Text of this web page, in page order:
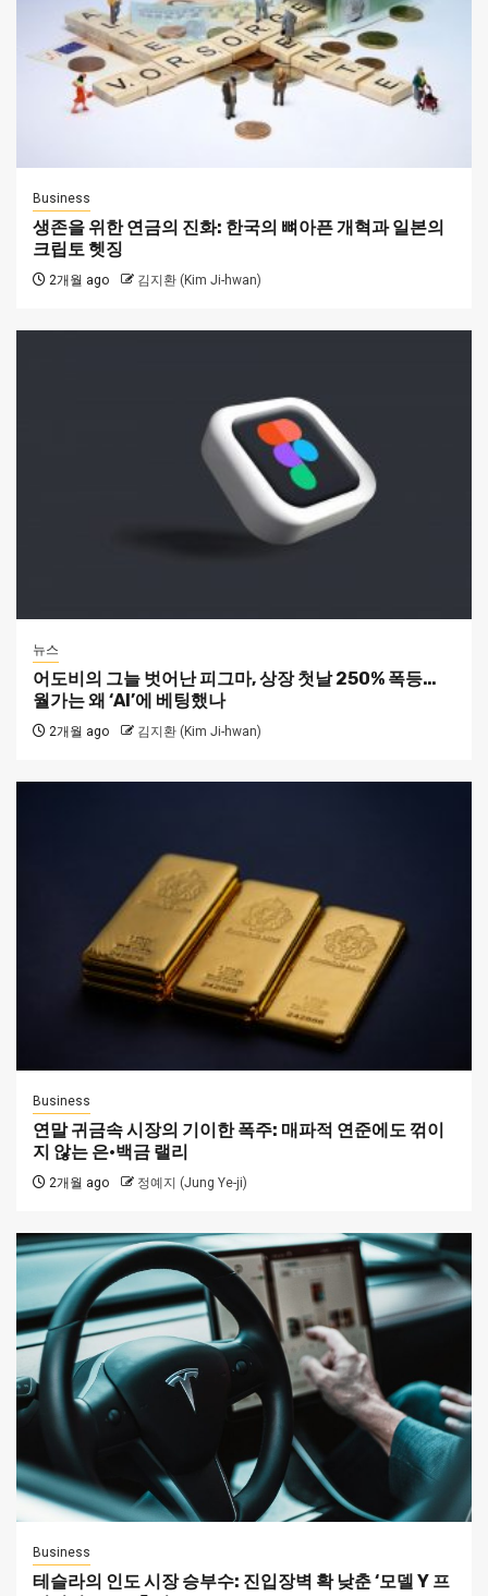
Business
생존을 위한 연금의 진화: 한국의 뼈아픈 개혁과 일본의
크립토 헷징
2개월 ago 김지환 (Kim Ji-hwan)
뉴스
어도비의 그늘 벗어난 피그마, 상장 첫날 250% 폭등…
월가는 왜 ‘AI’에 베팅했나
2개월 ago 김지환 (Kim Ji-hwan)
Business
연말 귀금속 시장의 기이한 폭주: 매파적 연준에도 꺾이
지 않는 은·백금 랠리
2개월 ago 정예지 (Jung Ye-ji)
Business
테슬라의 인도 시장 승부수: 진입장벽 확 낮춘 ‘모델 Y 프